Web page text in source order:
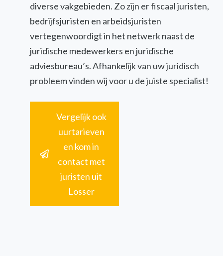
diverse vakgebieden. Zo zijn er fiscaal juristen,
bedrijfsjuristen en arbeidsjuristen
vertegenwoordigt in het netwerk naast de
juridische medewerkers en juridische
adviesbureau’s. Afhankelijk van uw juridisch
probleem vinden wij voor u de juiste specialist!
Vergelijk ook
uurtarieven
en kom in
contact met
juristen uit
Losser